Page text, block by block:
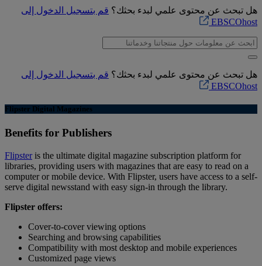
هل تبحث عن محتوى علمي لبدء بحثك؟ قم بتسجيل الدخول إلى
EBSCOhost
هل تبحث عن محتوى علمي لبدء بحثك؟ قم بتسجيل الدخول إلى
EBSCOhost
Flipster Digital Magazines
Benefits for Publishers
Flipsteris the ultimate digital magazine subscription platform for
libraries, providing users with magazines that are easy to read on a
computer or mobile device. With Flipster, users have access to a self-
serve digital newsstand with easy sign-in through the library.
Flipster offers:
Cover-to-cover viewing options
Searching and browsing capabilities
Compatibility with most desktop and mobile experiences
Customized page views